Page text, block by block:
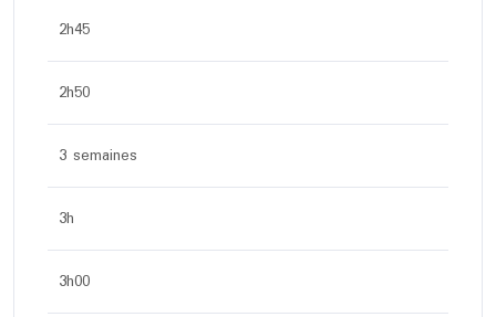
2h45
2h50
3 semaines
3h
3h00